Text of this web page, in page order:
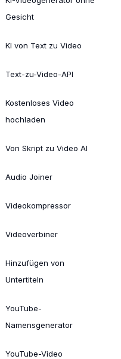
Gesicht
KI von Text zu Video
Text-zu-Video-API
Kostenloses Video
hochladen
Von Skript zu Video AI
Audio Joiner
Videokompressor
Videoverbiner
Hinzufügen von
Untertiteln
YouTube-
Namensgenerator
YouTube-Video